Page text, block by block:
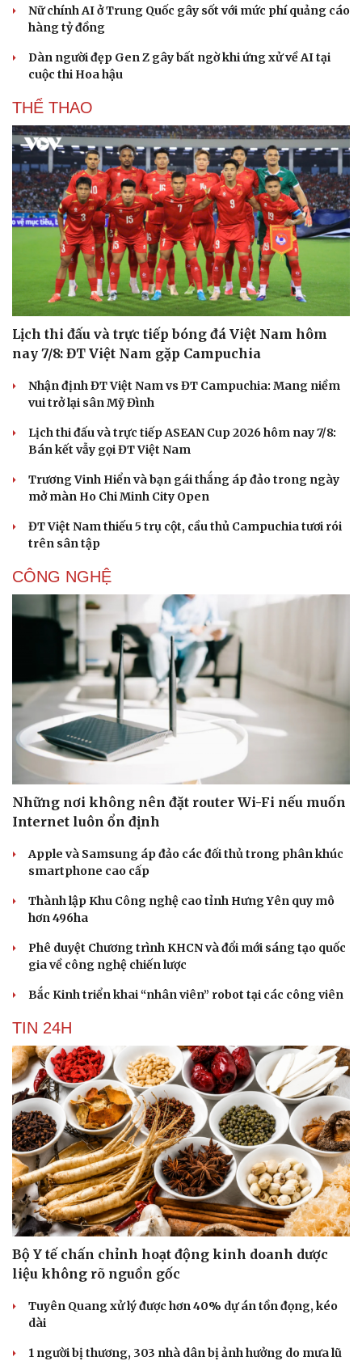
Du lịch
Săn Tour
check-in
Podcast
Câu chuyện thời sự
Đọc truyện đêm khuya
Cửa sổ tình yêu
Kể chuyện cho bé
Hạt giống tâm hồn
Cải chính
Nữ chính AI ở Trung Quốc gây sốt với mức phí quảng cáo
hàng tỷ đồng
Dàn người đẹp Gen Z gây bất ngờ khi ứng xử về AI tại
cuộc thi Hoa hậu
THỂ THAO
Lịch thi đấu và trực tiếp bóng đá Việt Nam hôm
nay 7/8: ĐT Việt Nam gặp Campuchia
Nhận định ĐT Việt Nam vs ĐT Campuchia: Mang niềm
vui trở lại sân Mỹ Đình
Lịch thi đấu và trực tiếp ASEAN Cup 2026 hôm nay 7/8:
Bán kết vẫy gọi ĐT Việt Nam
Trương Vinh Hiển và bạn gái thắng áp đảo trong ngày
mở màn Ho Chi Minh City Open
ĐT Việt Nam thiếu 5 trụ cột, cầu thủ Campuchia tươi rói
trên sân tập
CÔNG NGHỆ
Những nơi không nên đặt router Wi-Fi nếu muốn
Internet luôn ổn định
Apple và Samsung áp đảo các đối thủ trong phân khúc
smartphone cao cấp
Thành lập Khu Công nghệ cao tỉnh Hưng Yên quy mô
hơn 496ha
Phê duyệt Chương trình KHCN và đổi mới sáng tạo quốc
gia về công nghệ chiến lược
Bắc Kinh triển khai “nhân viên” robot tại các công viên
TIN 24H
Bộ Y tế chấn chỉnh hoạt động kinh doanh dược
liệu không rõ nguồn gốc
Tuyên Quang xử lý được hơn 40% dự án tồn đọng, kéo
dài
1 người bị thương, 303 nhà dân bị ảnh hưởng do mưa lũ